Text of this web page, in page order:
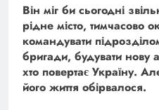
Він міг би сьогодні
рідне місто, тимчасово
командувати
бригади, будувати нову
хто повертає Україну.
його життя обірвалося.